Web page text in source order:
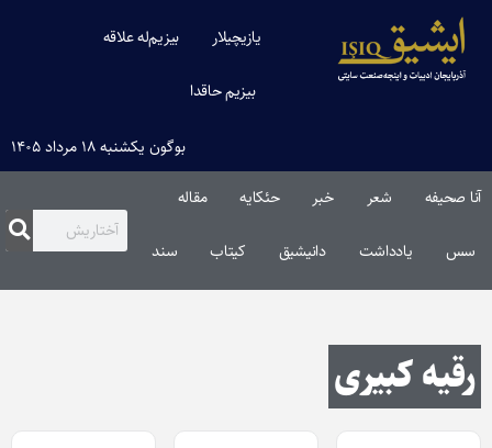
یازیچیلار بیزیم‌له علاقه
بیزیم حاقدا
بوگون یکشنبه ۱۸ مرداد ۱۴۰۵
آنا صحیفه شعر خبر حئکایه مقاله‌
سس یادداشت دانیشیق کیتاب سند
رقیه کبیری